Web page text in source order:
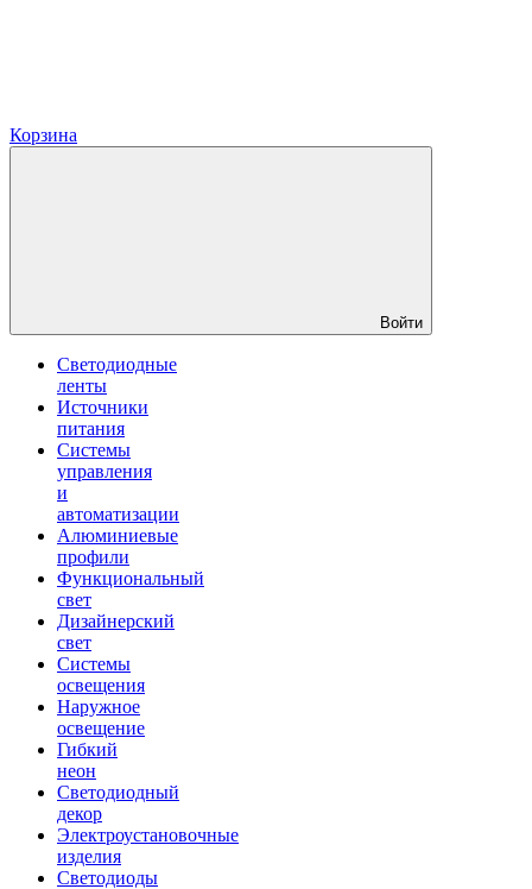
Корзина
Войти
Светодиодные
ленты
Источники
питания
Системы
управления
и
автоматизации
Алюминиевые
профили
Функциональный
свет
Дизайнерский
свет
Системы
освещения
Наружное
освещение
Гибкий
неон
Светодиодный
декор
Электроустановочные
изделия
Светодиоды